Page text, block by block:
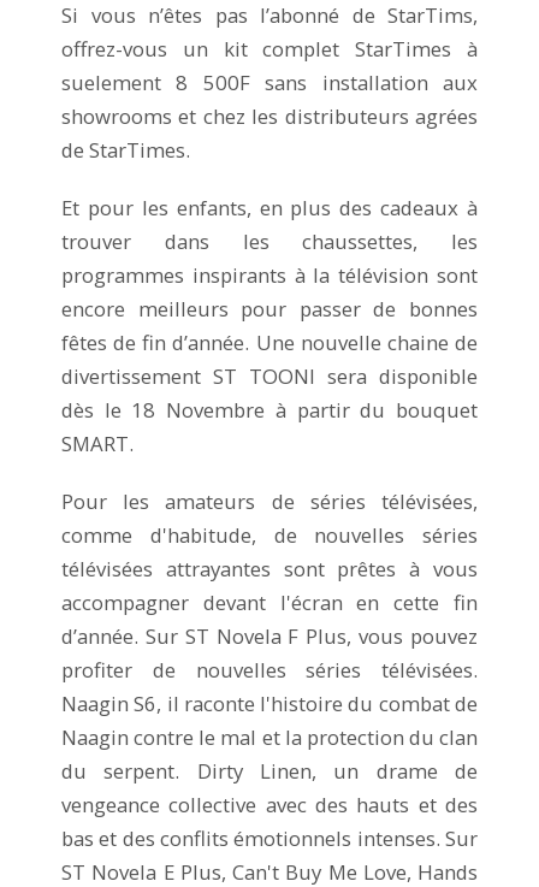
Si vous n’êtes pas l’abonné de StarTims,
offrez-vous un kit complet StarTimes à
suelement 8 500F sans installation aux
showrooms et chez les distributeurs agrées
de StarTimes.
Et pour les enfants, en plus des cadeaux à
trouver dans les chaussettes, les
programmes inspirants à la télévision sont
encore meilleurs pour passer de bonnes
fêtes de fin d’année. Une nouvelle chaine de
divertissement ST TOONI sera disponible
dès le 18 Novembre à partir du bouquet
SMART.
Pour les amateurs de séries télévisées,
comme d'habitude, de nouvelles séries
télévisées attrayantes sont prêtes à vous
accompagner devant l'écran en cette fin
d’année. Sur ST Novela F Plus, vous pouvez
profiter de nouvelles séries télévisées.
Naagin S6, il raconte l'histoire du combat de
Naagin contre le mal et la protection du clan
du serpent. Dirty Linen, un drame de
vengeance collective avec des hauts et des
bas et des conflits émotionnels intenses. Sur
ST Novela E Plus, Can't Buy Me Love, Hands